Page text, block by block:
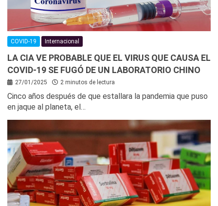
COVID-19 Internacional
LA CIA VE PROBABLE QUE EL VIRUS QUE CAUSA EL
COVID-19 SE FUGÓ DE UN LABORATORIO CHINO
27/01/2025 2 minutos de lectura
Cinco años después de que estallara la pandemia que puso
en jaque al planeta, el…